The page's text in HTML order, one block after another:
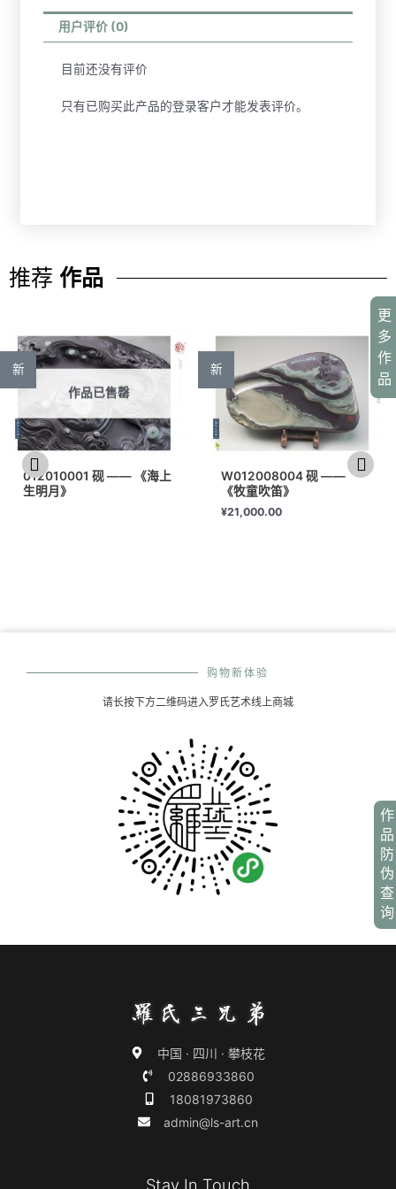
作
品
防
伪
查
询
更
多
作
品
用户评价 (0)
目前还没有评价
只有已购买此产品的登录客户才能发表评价。
推荐 作品
新
作品已售罄
012010001 砚 —— 《海上
生明月》
新
W012008004 砚 ——
《牧童吹笛》
¥21,000.00
购物新体验
请长按下方二维码进入罗氏艺术线上商城
中国 · 四川 · 攀枝花
02886933860
18081973860
admin@ls-art.cn
Stay In Touch